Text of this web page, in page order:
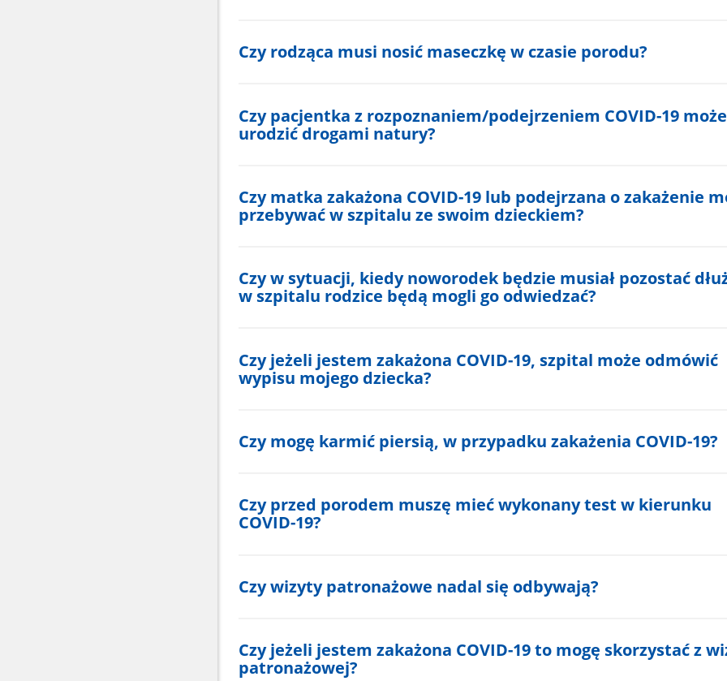
Czy rodząca musi nosić maseczkę w czasie porodu?
Czy pacjentka z rozpoznaniem/podejrzeniem COVID-19 może
urodzić drogami natury?
Czy matka zakażona COVID-19 lub podejrzana o zakażenie
przebywać w szpitalu ze swoim dzieckiem?
Czy w sytuacji, kiedy noworodek będzie musiał pozostać
w szpitalu rodzice będą mogli go odwiedzać?
Czy jeżeli jestem zakażona COVID-19, szpital może odmówić
wypisu mojego dziecka?
Czy mogę karmić piersią, w przypadku zakażenia COVID-19?
Czy przed porodem muszę mieć wykonany test w kierunku
COVID-19?
Czy wizyty patronażowe nadal się odbywają?
Czy jeżeli jestem zakażona COVID-19 to mogę skorzystać z
patronażowej?